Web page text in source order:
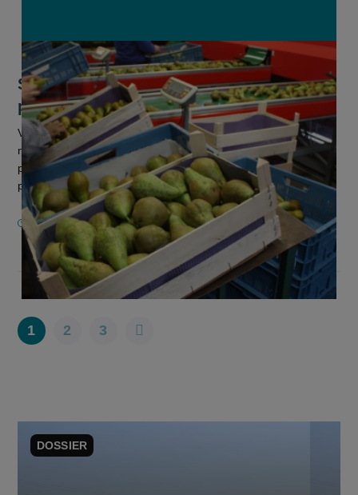
Sector voorspelt extreem lage appel- en
perenoogst
Volgens oogstramingen zal België dit seizoen 34 procent
minder appels oogsten dan het vijfjarig gemiddelde. Ook de
perenoogst zal dit jaar extreem laag zijn, daar wordt een
productiedaling v...
8 AUGUSTUS 2024
1 2 3
DOSSIER